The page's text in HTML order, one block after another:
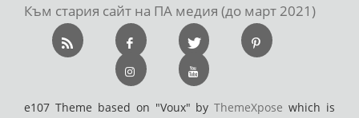
Към стария сайт на ПА медия (до март 2021)
e107 Theme based on "Voux" byThemeXpose which is